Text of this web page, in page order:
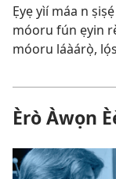
Ẹyẹ yìí máa n
móoru fún ẹyin
móoru láàárọ̀,
Èrò Àwọn